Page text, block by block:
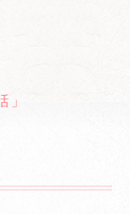
」